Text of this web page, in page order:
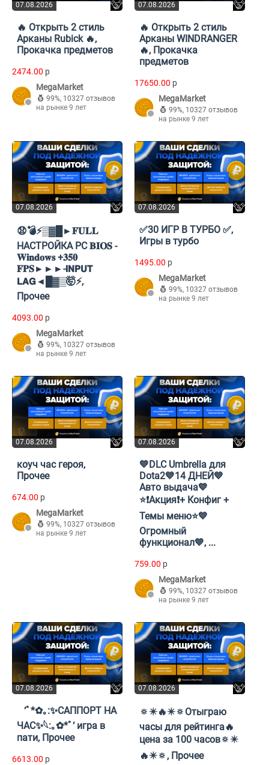
07.08.2026
🔥 Открыть 2 стиль
Арканы Rubick 🔥,
Прокачка предметов
2474.00 p
MegaMarket
99%, 10327 отзывов
на рынке 9 лет
07.08.2026
🔥 Открыть 2 стиль
Арканы WINDRANGER
🔥, Прокачка
предметов
17650.00 p
MegaMarket
99%, 10327 отзывов
на рынке 9 лет
07.08.2026
😧💣⚡▒▓█►𝐅𝐔𝐋𝐋
НАСТРОЙКА PC 𝐁𝐈𝐎𝐒 -
𝐖𝐢𝐧𝐝𝐨𝐰𝐬 +𝟑𝟓𝟎
𝐅𝐏𝐒►►►-𝗜𝗡𝗣𝗨𝗧
𝗟𝗔𝗚◄█▓▒🤯⚡,
Прочее
4093.00 p
MegaMarket
99%, 10327 отзывов
на рынке 9 лет
07.08.2026
✅30 ИГР В ТУРБО ✅,
Игры в турбо
1495.00 p
MegaMarket
99%, 10327 отзывов
на рынке 9 лет
07.08.2026
коуч час героя,
Прочее
674.00 p
MegaMarket
99%, 10327 отзывов
на рынке 9 лет
07.08.2026
💙DLC Umbrella для
Dota2💙14 ДНЕЙ💙
Авто выдача💙
⭐️❗️Акция❗️+ Конфиг +
Темы меню⭐️💙
Огромный
функционал💙, ...
759.00 p
MegaMarket
99%, 10327 отзывов
на рынке 9 лет
07.08.2026
⠀‘ﾟ*✿｡:✨САППОРТ НА
ЧАС✨𓆩:｡✿*ﾟ‘ игра в
пати, Прочее
6613.00 p
07.08.2026
🔅✴️🔥✴️🔅Отыграю
часы для рейтинга🔥
цена за 100 часов🔅✴️
🔥✴️🔅, Прочее